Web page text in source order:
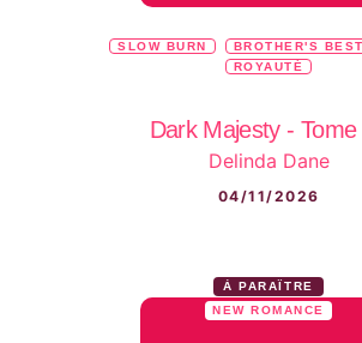
SLOW BURN
BROTHER'S
ROYAUTÉ
Dark Majesty - Tome
Delinda Dane
04/11/2026
À PARAÎTRE
NEW ROMANCE